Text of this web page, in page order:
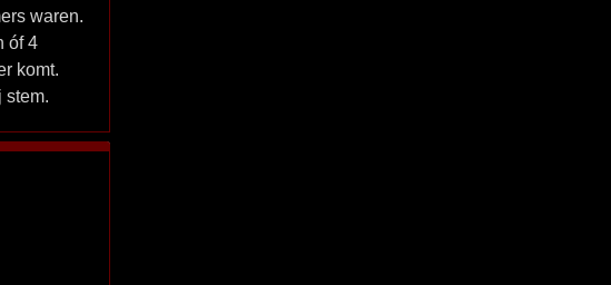
waren.
óf 4
komt.
stem.